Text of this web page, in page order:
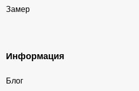
Замер
Информация
Блог